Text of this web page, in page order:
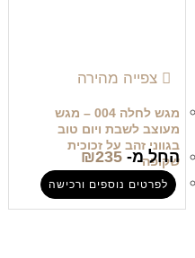
צפייה מהירה
מגש לחלה 004 – מגש
מעוצב לשבת ויום טוב
בגווני זהב על זכוכית
שקופה
החל מ- ₪235
לפרטים נוספים ורכישה